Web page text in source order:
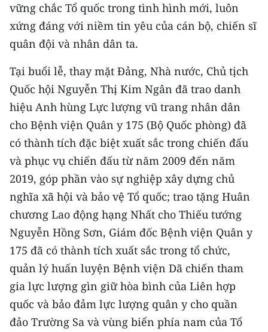
vững chắc Tổ quốc trong tình hình mới, luôn
xứng đáng với niềm tin yêu của cán bộ, chiến sĩ
quân đội và nhân dân ta.
Tại buổi lễ, thay mặt Đảng, Nhà nước, Chủ tịch
Quốc hội Nguyễn Thị Kim Ngân đã trao danh
hiệu Anh hùng Lực lượng vũ trang nhân dân
cho Bệnh viện Quân y 175 (Bộ Quốc phòng) đã
có thành tích đặc biệt xuất sắc trong chiến đấu
và phục vụ chiến đấu từ năm 2009 đến năm
2019, góp phần vào sự nghiệp xây dựng chủ
nghĩa xã hội và bảo vệ Tổ quốc; trao tặng Huân
chương Lao động hạng Nhất cho Thiếu tướng
Nguyễn Hồng Sơn, Giám đốc Bệnh viện Quân y
175 đã có thành tích xuất sắc trong tổ chức,
quản lý huấn luyện Bệnh viện Dã chiến tham
gia lực lượng gìn giữ hòa bình của Liên hợp
quốc và bảo đảm lực lượng quân y cho quần
đảo Trường Sa và vùng biển phía nam của Tổ